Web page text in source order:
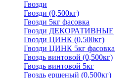
Гвозди
Гвозди (0,500кг)
Гвозди 5кг фасовка
Гвозди ДЕКОРАТИВНЫЕ
Гвозди ЦИНК (0,500кг)
Гвозди ЦИНК 5кг фасовка
Гвоздь винтовой (0,500кг)
Гвоздь винтовой 5кг
Гвоздь ершеный (0,500кг)